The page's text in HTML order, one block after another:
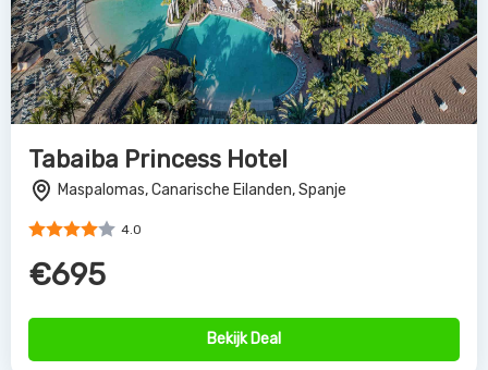
Tabaiba Princess Hotel
Maspalomas, Canarische Eilanden, Spanje
4.0
€695
Bekijk Deal